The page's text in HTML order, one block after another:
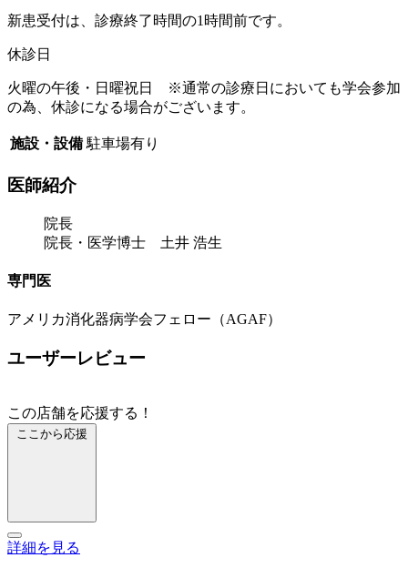
新患受付は、診療終了時間の1時間前です。
休診日
火曜の午後・日曜祝日 ※通常の診療日においても学会参加
の為、休診になる場合がございます。
施設・設備 駐車場有り
医師紹介
院長
院長・医学博士 土井 浩生
専門医
アメリカ消化器病学会フェロー（AGAF）
ユーザーレビュー
この店舗を応援する！
ここから応援
詳細を見る